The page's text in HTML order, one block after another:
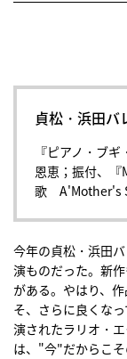
貞松・浜田バ
『ピアノ・ブ
恩恵；振付、
歌 A'Mother's
今年の貞松・浜田
演ものだった。新
がある。やはり、
そ、さらに良くな
演されたラリオ・
は、"今"だからこそ